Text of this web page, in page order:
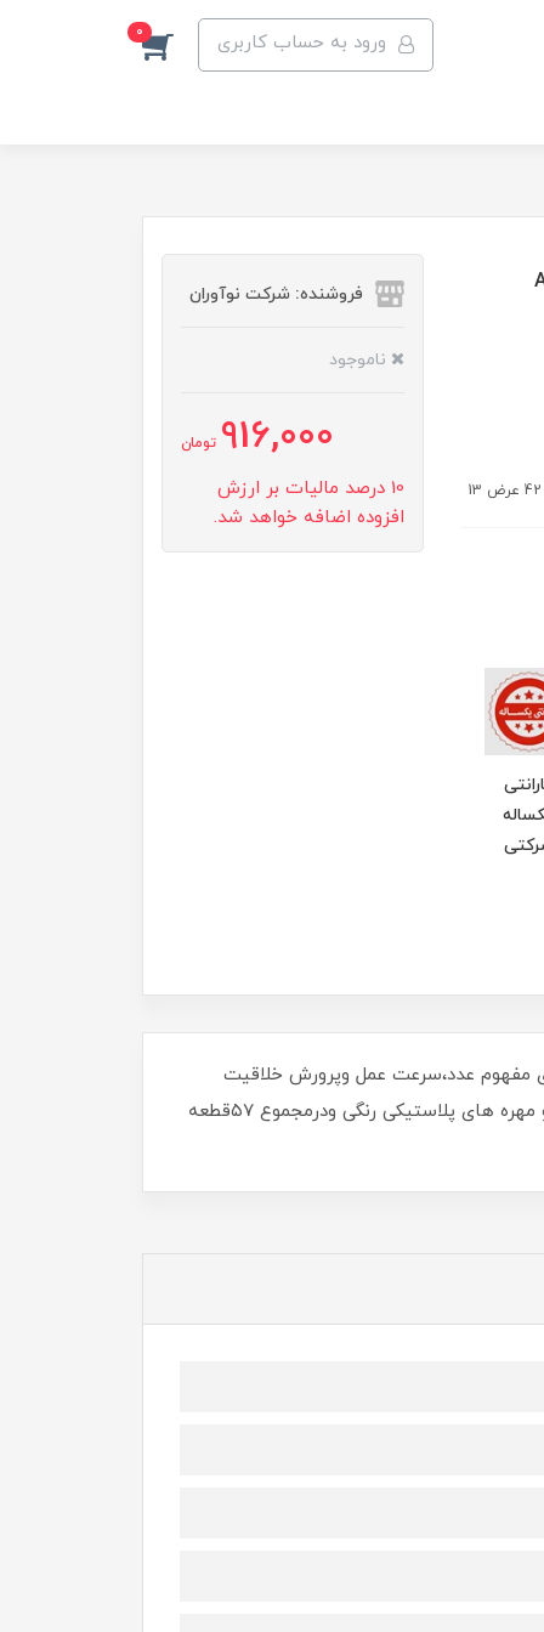
ورود به حساب کاربری 0
فروشنده: شرکت نوآوران
ناموجود
916,000 تومان
10 درصد مالیات بر ارزش
افزوده اضافه خواهد شد.
مفهوم عدد،سرعت عمل وپرورش خلاقیت
ورشدحافظه وتمرکزوهمچنین هماهنگی چشم ودست ومغزتاثیرچشمگیری دارند.این چرتکه و پایه های شمارش از ۱۰پایه و مهره های پلاستیکی رنگی ودرمجموع ۵۷قطعه